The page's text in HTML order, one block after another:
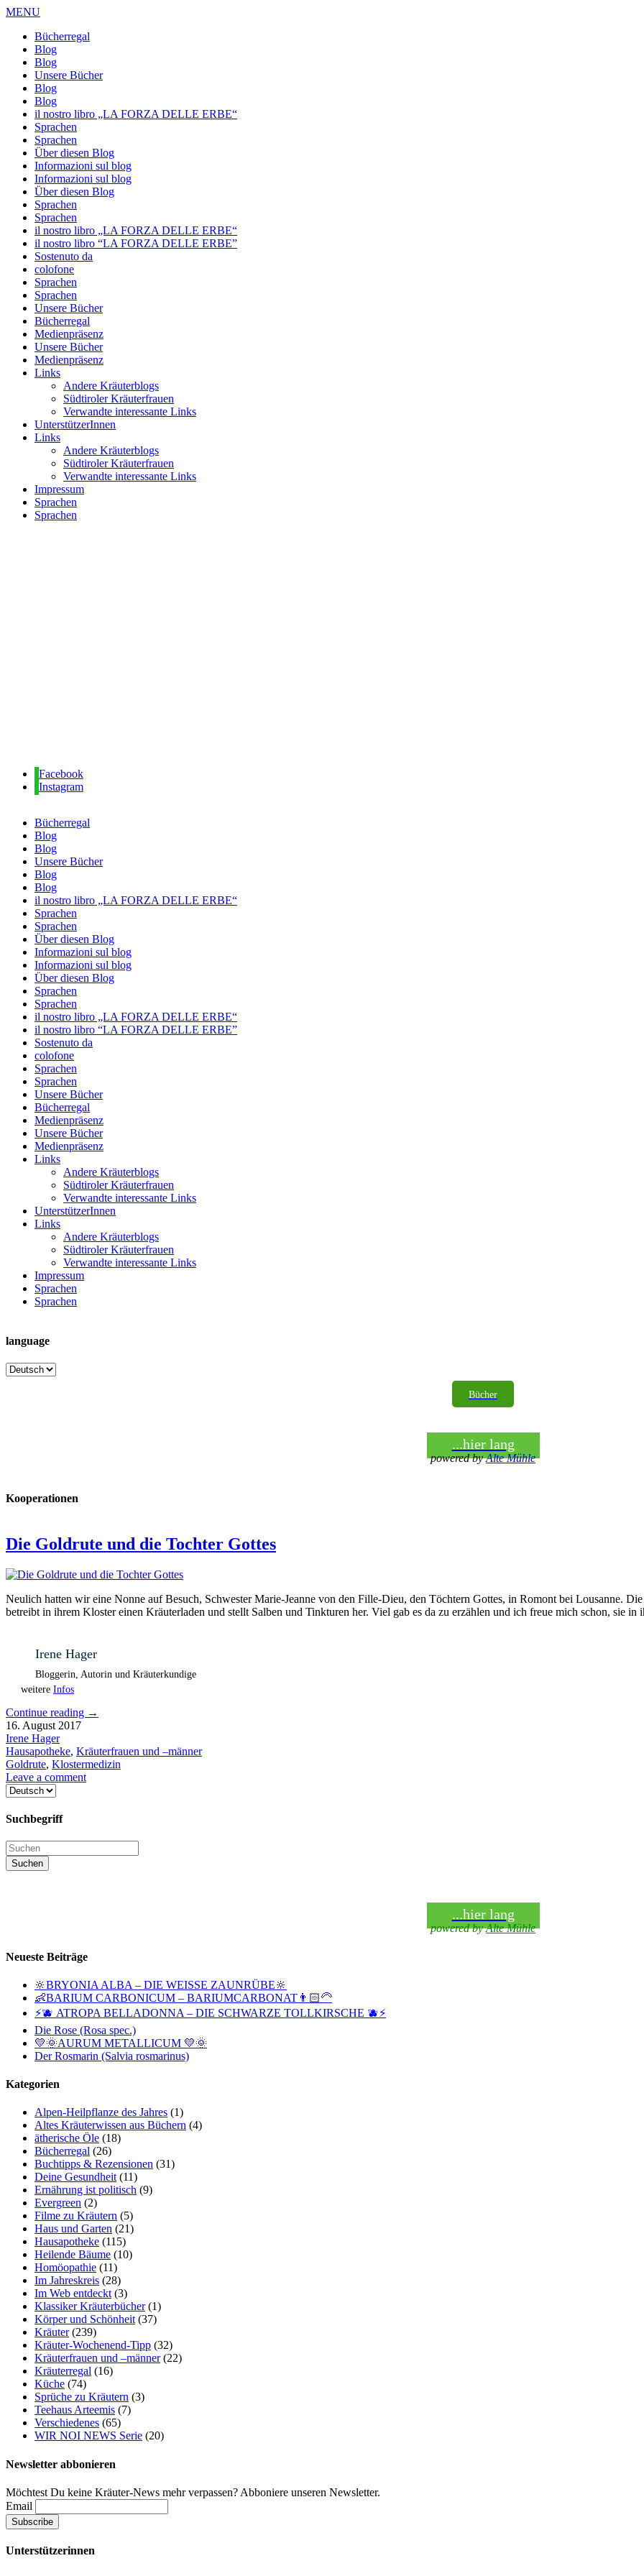
MENU
Bücherregal
Blog
Blog
Unsere Bücher
Blog
Blog
il nostro libro „LA FORZA DELLE ERBE“
Sprachen
Sprachen
Über diesen Blog
Informazioni sul blog
Informazioni sul blog
Über diesen Blog
Sprachen
Sprachen
il nostro libro „LA FORZA DELLE ERBE“
il nostro libro “LA FORZA DELLE ERBE”
Sostenuto da
colofone
Sprachen
Sprachen
Unsere Bücher
Bücherregal
Medienpräsenz
Unsere Bücher
Medienpräsenz
Links
Andere Kräuterblogs
Südtiroler Kräuterfrauen
Verwandte interessante Links
UnterstützerInnen
Links
Andere Kräuterblogs
Südtiroler Kräuterfrauen
Verwandte interessante Links
Impressum
Sprachen
Sprachen
Facebook
Instagram
Bücherregal
Blog
Blog
Unsere Bücher
Blog
Blog
il nostro libro „LA FORZA DELLE ERBE“
Sprachen
Sprachen
Über diesen Blog
Informazioni sul blog
Informazioni sul blog
Über diesen Blog
Sprachen
Sprachen
il nostro libro „LA FORZA DELLE ERBE“
il nostro libro “LA FORZA DELLE ERBE”
Sostenuto da
colofone
Sprachen
Sprachen
Unsere Bücher
Bücherregal
Medienpräsenz
Unsere Bücher
Medienpräsenz
Links
Andere Kräuterblogs
Südtiroler Kräuterfrauen
Verwandte interessante Links
UnterstützerInnen
Links
Andere Kräuterblogs
Südtiroler Kräuterfrauen
Verwandte interessante Links
Impressum
Sprachen
Sprachen
language
language
Bücher
...hier lang
powered byAlte Mühle
Kooperationen
Die Goldrute und die Tochter Gottes
Neulich hatten wir eine Nonne auf Besuch, Schwester Marie-Jeanne von den Fille-Dieu, den Töchtern Gottes, in Romont bei Lousanne.
betreibt in ihrem Kloster einen Kräuterladen und stellt Salben und Tinkturen her. Viel gab es da zu erzählen und ich freue mich schon, sie in
Irene Hager
Bloggerin, Autorin und Kräuterkundige
weitere Infos
Continue reading →
16. August 2017
Irene Hager
Hausapotheke, Kräuterfrauen und –männer
Goldrute, Klostermedizin
Leave a comment
Sprache
Suchbegriff
...hier lang
powered byAlte Mühle
Neueste Beiträge
🔆BRYONIA ALBA – DIE WEISSE ZAUNRÜBE🔆
👶BARIUM CARBONICUM – BARIUMCARBONAT👨🏻‍🦳
⚡🫐 ATROPA BELLADONNA – DIE SCHWARZE TOLLKIRSCHE 🫐⚡
Die Rose (Rosa spec.)
💛🌞AURUM METALLICUM 💛🌞
Der Rosmarin (Salvia rosmarinus)
Kategorien
Alpen-Heilpflanze des Jahres (1)
Altes Kräuterwissen aus Büchern (4)
ätherische Öle (18)
Bücherregal (26)
Buchtipps & Rezensionen (31)
Deine Gesundheit (11)
Ernährung ist politisch (9)
Evergreen (2)
Filme zu Kräutern (5)
Haus und Garten (21)
Hausapotheke (115)
Heilende Bäume (10)
Homöopathie (11)
Im Jahreskreis (28)
Im Web entdeckt (3)
Klassiker Kräuterbücher(1)
Körper und Schönheit (37)
Kräuter(239)
Kräuter-Wochenend-Tipp (32)
Kräuterfrauen und –männer(22)
Kräuterregal (16)
Küche (74)
Sprüche zu Kräutern (3)
Teehaus Arteemis (7)
Verschiedenes (65)
WIR NOI NEWS Serie (20)
Newsletter abbonieren
Möchtest Du keine Kräuter-News mehr verpassen? Abboniere unseren Newsletter.
Email
Unterstützerinnen